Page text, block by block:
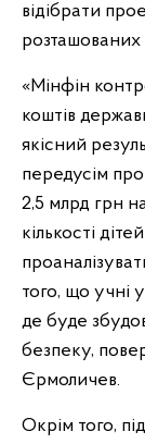
відібрати
розташованих
«Мінфін
коштів
якісний
передусім
2,5 млрд грн
кількості
того, що учні
де буде
безпеку,
Єрмоличев.
Окрім того,